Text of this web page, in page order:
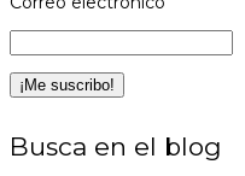
Busca en el blog